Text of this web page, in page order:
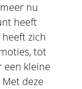
nu
heeft
zich
tot
een kleine
deze